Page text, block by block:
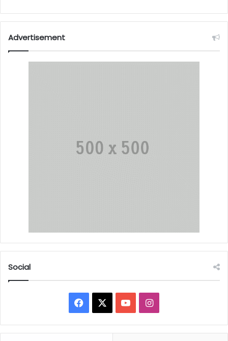
Advertisement
Social
Facebook YouTubeInstagram